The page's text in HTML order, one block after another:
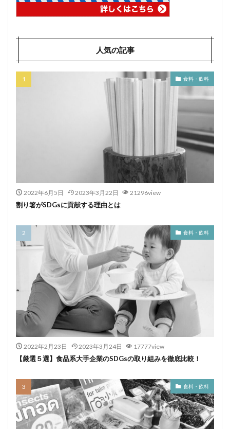
人気の記事
食料・飲料
2022年6月5日 2023年3月22日 21296view
割り箸がSDGsに貢献する理由とは
食料・飲料
2022年2月23日 2023年3月24日 17777view
【厳選５選】食品系大手企業のSDGsの取り組みを徹底比較！
食料・飲料